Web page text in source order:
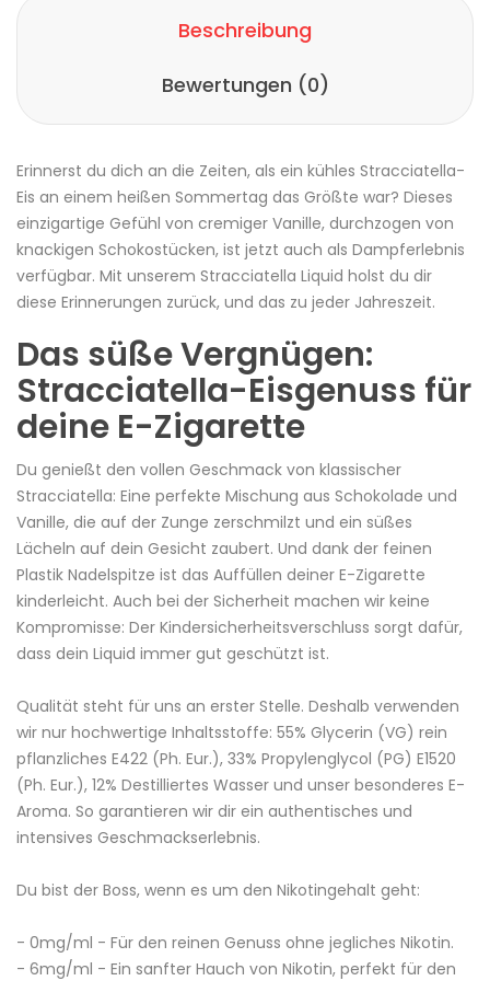
Beschreibung
Bewertungen (0)
Erinnerst du dich an die Zeiten, als ein kühles Stracciatella-
Eis an einem heißen Sommertag das Größte war? Dieses
einzigartige Gefühl von cremiger Vanille, durchzogen von
knackigen Schokostücken, ist jetzt auch als Dampferlebnis
verfügbar. Mit unserem Stracciatella Liquid holst du dir
diese Erinnerungen zurück, und das zu jeder Jahreszeit.
Das süße Vergnügen:
Stracciatella-Eisgenuss für
deine E-Zigarette
Du genießt den vollen Geschmack von klassischer
Stracciatella: Eine perfekte Mischung aus Schokolade und
Vanille, die auf der Zunge zerschmilzt und ein süßes
Lächeln auf dein Gesicht zaubert. Und dank der feinen
Plastik Nadelspitze ist das Auffüllen deiner E-Zigarette
kinderleicht. Auch bei der Sicherheit machen wir keine
Kompromisse: Der Kindersicherheitsverschluss sorgt dafür,
dass dein Liquid immer gut geschützt ist.
Qualität steht für uns an erster Stelle. Deshalb verwenden
wir nur hochwertige Inhaltsstoffe: 55% Glycerin (VG) rein
pflanzliches E422 (Ph. Eur.), 33% Propylenglycol (PG) E1520
(Ph. Eur.), 12% Destilliertes Wasser und unser besonderes E-
Aroma. So garantieren wir dir ein authentisches und
intensives Geschmackserlebnis.
Du bist der Boss, wenn es um den Nikotingehalt geht:
- 0mg/ml - Für den reinen Genuss ohne jegliches Nikotin.
- 6mg/ml - Ein sanfter Hauch von Nikotin, perfekt für den